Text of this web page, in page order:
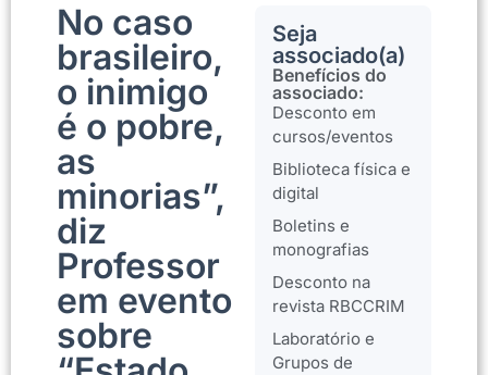
No caso
brasileiro,
o inimigo
é o pobre,
as
minorias”,
diz
Professor
em evento
sobre
Seja
associado(a)
Benefícios do
associado:
Desconto em
cursos/eventos
Biblioteca física e
digital
Boletins e
monografias
Desconto na
revista RBCCRIM
Laboratório e
Grupos de